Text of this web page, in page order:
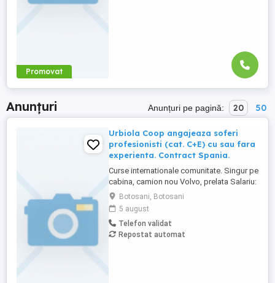
Promovat
Anunțuri Anunțuri pe pagină: 20 50
Urbiola Coop angajeaza soferi
profesionisti (cat. C+E) cu sau fara
experienta. Contract Spania.
Curse internationale comunitate. Singur pe
cabina, camion nou Volvo, prelata Salariu:
2700 luna net 12.000 km (garantat) Prima
0,06 camion km extra peste 12000 km; +
100 prima la angajare pt. ADR; + 300 prima
pentru 6 luni lucrate; + 300 prima pentru 9
luni lucrate; + 300 prima pentru 12 luni
Botosani, Botosani
5 august
Telefon validat
Repostat automat